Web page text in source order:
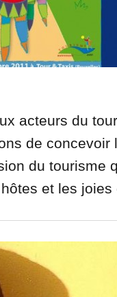
acteurs du
de
du tourisme
et les